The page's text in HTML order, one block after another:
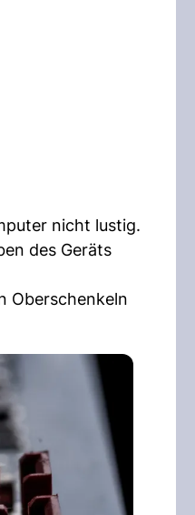
nicht lustig.
des Geräts
Oberschenkeln